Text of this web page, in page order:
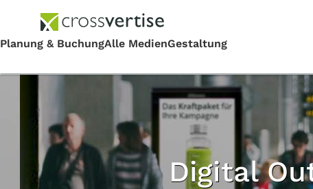
Digital